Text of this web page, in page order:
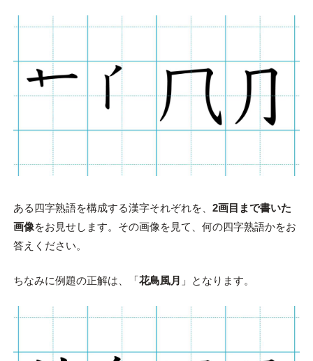
ある四字熟語を構成する漢字それぞれを、 2画目まで書いた
画像をお見せします。その画像を見て、何の四字熟語かをお
答えください。
ちなみに例題の正解は、「花鳥風月 」となります。